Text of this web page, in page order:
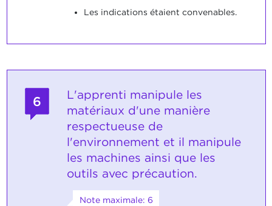
Les indications étaient convenables.
6
L'apprenti manipule les
matériaux d'une manière
respectueuse de
l'environnement et il manipule
les machines ainsi que les
outils avec précaution.
Note maximale: 6